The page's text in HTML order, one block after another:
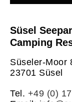
Süsel
Camping
Süseler-Moor
23701 Süsel
Tel. +49 (0)